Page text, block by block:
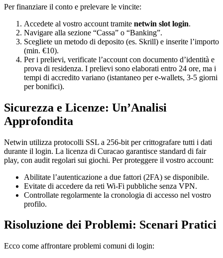
Per finanziare il conto e prelevare le vincite:
Accedete al vostro account tramite netwin slot login.
Navigare alla sezione “Cassa” o “Banking”.
Scegliete un metodo di deposito (es. Skrill) e inserite l’importo
(min. €10).
Per i prelievi, verificate l’account con documento d’identità e
prova di residenza. I prelievi sono elaborati entro 24 ore, ma i
tempi di accredito variano (istantaneo per e-wallets, 3-5 giorni
per bonifici).
Sicurezza e Licenze: Un’Analisi
Approfondita
Netwin utilizza protocolli SSL a 256-bit per crittografare tutti i dati
durante il login. La licenza di Curacao garantisce standard di fair
play, con audit regolari sui giochi. Per proteggere il vostro account:
Abilitate l’autenticazione a due fattori (2FA) se disponibile.
Evitate di accedere da reti Wi-Fi pubbliche senza VPN.
Controllate regolarmente la cronologia di accesso nel vostro
profilo.
Risoluzione dei Problemi: Scenari Pratici
Ecco come affrontare problemi comuni di login: